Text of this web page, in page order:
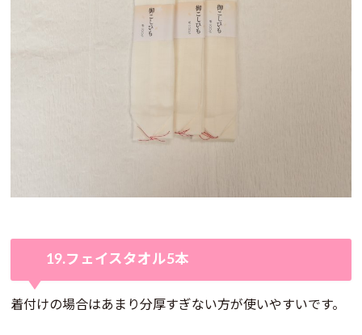
19.フェイスタオル5本
着付けの場合はあまり分厚すぎない方が使いやすいです。